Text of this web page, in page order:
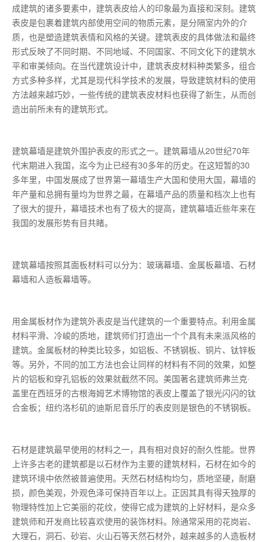
成建筑的诸多要素中，建筑表皮给人的印象最为直接和深刻。建筑
表皮是包裹着建筑内部使用空间的物质元素，是分隔室内外的介
质，也是塑造建筑表情和风格的关键。建筑表皮的具体做法和最终
形式反映了不同时期、不同地域、不同国家、不同文化下的建筑水
平和审美倾向。在当代建筑设计中，建筑表皮材料种类繁多，组合
方式多种多样，尤其是现代科学技术的发展，导致建筑材料的使用
方法越来越巧妙，一些传统的建筑表皮材料也获得了新生，从而创
造出前所未有的建筑形式。
建筑幕墙是建筑外围护表皮的形式之一。建筑幕墙从20世纪70年
代末期进入我国，迄今为止已经有30多年的历史。在这短暂的30
多年里，中国发展成了世界第一幕墙生产大国和使用大国，幕墙的
年产量和总拥有量均为世界之最，在幕墙产品的质量和档次上也有
了很大的提升，幕墙技术也有了极大的提高，建筑幕墙近些年来在
我国的发展形势有目共睹。
建筑幕墙按照其面板材料可以分为：玻璃幕墙、金属板幕墙、石材
幕墙和人造板幕墙等。
用金属板材作为建筑外表皮是当代建筑的一个重要特点。利用金属
材料平滑、冷峻的质地，建筑师们打造出一个个具有未来派风格的
建筑。金属板材的种类比较多，如铝板、不锈钢板、铜片、钛锌板
等。另外，不同的加工方法也会让同样的材料有不同的效果，如整
片的铝板和穿孔铝板的效果就截然不同。美国著名建筑师弗兰克·
盖里在西班牙的古根海姆艺术博物馆的表皮上覆盖了银光闪闪的钛
合金板；纽约洛杉矶的迪斯尼音乐厅的表皮则是银色的不锈钢板。
石材是建筑最早使用的材料之一，具有相对良好的耐久性能。世界
上许多古老的建筑都是以石材作为主要的建筑材料，石材在如今的
建筑环境中依然被普遍使用。天然石材结构均匀，质地坚硬，耐磨
损，颜色美观，外观色泽可保持百年以上。正因其具有得天独厚的
物理特性加上它美丽的花纹，使得它成为建筑的上好材料，是众多
建筑师和开发商比较喜欢使用的装饰材料。除通常采用的花岗岩、
大理石，洞石、砂岩、火山石等天然石材外，越来越多的人造板材